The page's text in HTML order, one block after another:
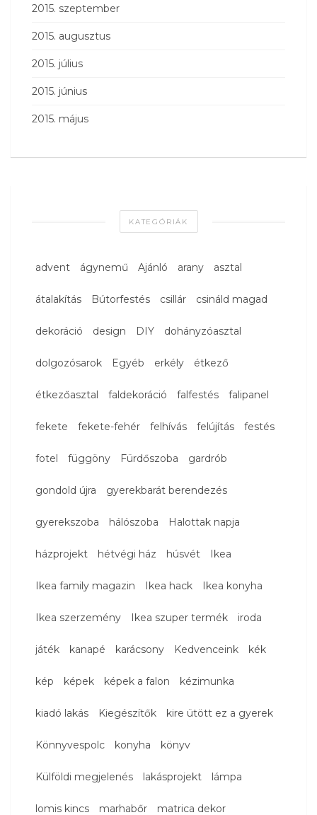
2015. szeptember
2015. augusztus
2015. július
2015. június
2015. május
KATEGÓRIÁK
advent ágynemű Ajánló arany asztal
átalakítás Bútorfestés csillár csináld magad
dekoráció design DIY dohányzóasztal
dolgozósarok Egyéb erkély étkező
étkezőasztal faldekoráció falfestés falipanel
fekete fekete-fehér felhívás felújítás festés
fotel függöny Fürdőszoba gardrób
gondold újra gyerekbarát berendezés
gyerekszoba hálószoba Halottak napja
házprojekt hétvégi ház húsvét Ikea
Ikea family magazin Ikea hack Ikea konyha
Ikea szerzemény Ikea szuper termék iroda
játék kanapé karácsony Kedvenceink kék
kép képek képek a falon kézimunka
kiadó lakás Kiegészítők kire ütött ez a gyerek
Könnyvespolc konyha könyv
Külföldi megjelenés lakásprojekt lámpa
lomis kincs marhabőr matrica dekor